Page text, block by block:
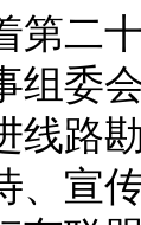
二十
组委
线路
、宣